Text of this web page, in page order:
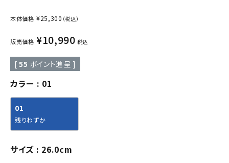
本体価格 ¥25,300 （税込）
販売価格 ¥10,990 税込
[ 55 ポイント進呈 ]
カラー 01
01
残りわずか
サイズ 26.0cm